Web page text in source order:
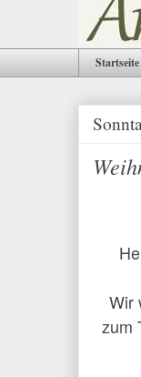
Startseite
Wir
zum